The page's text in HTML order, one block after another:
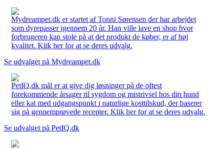
Mydreampet.dk er startet af Tonni Sørensen der har arbejdet
som dyrepasser igennem 20 år. Han ville lave en shop hvor
forbrugeren kan stole på at det produkt de køber, er af høj
kvalitet. Klik her for at se deres udvalg.
Se udvalget på Mydreampet.dk
PetIQ.dk mål er at give dig løsninger på de oftest
forekommende årsager til sygdom og mistrivsel hos din hund
eller kat med udgangspunkt i naturlige kosttilskud, der baserer
sig på gennemprøvede recepter. Klik her for at se deres udvalg.
Se udvalget på PetIQ.dk